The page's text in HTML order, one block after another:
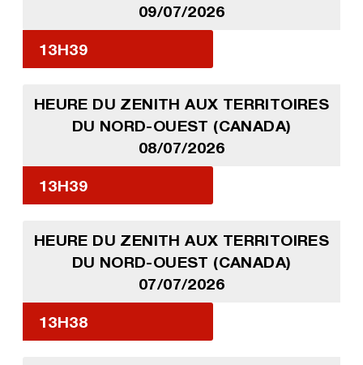
09/07/2026
13H39
HEURE DU ZENITH AUX TERRITOIRES
DU NORD-OUEST (CANADA)
08/07/2026
13H39
HEURE DU ZENITH AUX TERRITOIRES
DU NORD-OUEST (CANADA)
07/07/2026
13H38